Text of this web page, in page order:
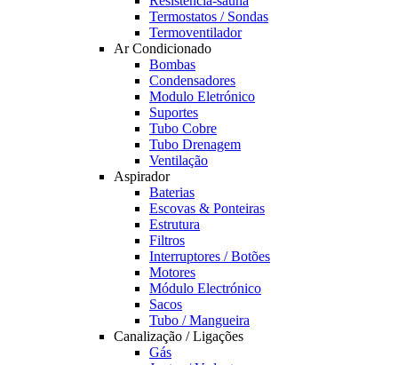
Termostatos / Sondas
Termoventilador
Ar Condicionado
Bombas
Condensadores
Modulo Eletrónico
Suportes
Tubo Cobre
Tubo Drenagem
Ventilação
Aspirador
Baterias
Escovas & Ponteiras
Estrutura
Filtros
Interruptores / Botões
Motores
Módulo Electrónico
Sacos
Tubo / Mangueira
Canalização / Ligações
Gás